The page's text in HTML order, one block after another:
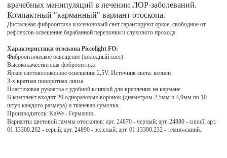
врачебных манипуляций в лечении ЛОР-заболеваний.
Компактный "карманный" вариант отоскопа.
Дистальная фиброоптика и ксеноновый свет гарантируют яркое, свободное от
рефлексов освещение барабанной перепонки и слухового прохода.
Характеристики отоскопа Piccolight FO:
Фиброоптическое освещение (холодный свет)
Высококачественная фиброоптика
Яркое световолоконное освещение 2,5V. Источник света: ксенон
3-х кратная поворотная линза
Пластиковая рукоятка с удобной клипсой для крепления на кармане.
В комплект входят 20 одноразовых воронок (диаметром 2,5мм и 4,0мм по 10
штук каждого размера) и тканевая сумочка.
Производитель: KaWe - Германия.
Варианты цветовой гаммы отоскопов: арт. 24870 - черный; арт. 24880 - синий; арт.
01.13300.262 - серый; арт. 24890 - зеленый; арт. 01.13300.232 - темно-синий.